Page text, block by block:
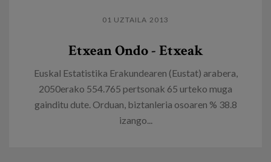
01 UZTAILA 2013
Etxean Ondo - Etxeak
Euskal Estatistika Erakundearen (Eustat) arabera,
2050erako 554.765 pertsonak 65 urteko muga
gainditu dute. Orduan, biztanleria osoaren % 38.8
izango...